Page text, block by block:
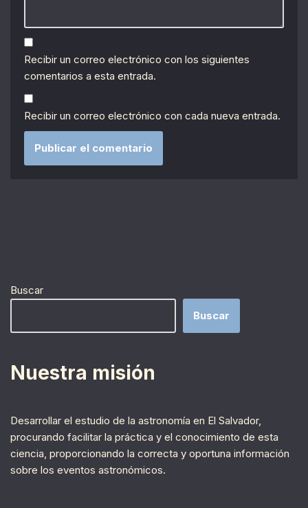
Recibir un correo electrónico con los siguientes
comentarios a esta entrada.
Recibir un correo electrónico con cada nueva entrada.
Buscar
Buscar
Nuestra misión
Desarrollar el estudio de la astronomía en El Salvador,
procurando facilitar la práctica y el conocimiento de esta
ciencia, proporcionando la correcta y oportuna información
sobre los eventos astronómicos.